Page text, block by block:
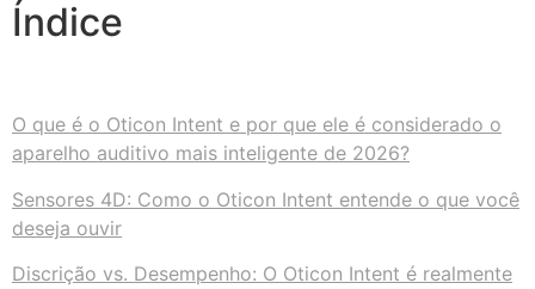
Índice
O que é o Oticon Intent e por que ele é considerado o
aparelho auditivo mais inteligente de 2026?
Sensores 4D: Como o Oticon Intent entende o que você
deseja ouvir
Discrição vs. Desempenho: O Oticon Intent é realmente